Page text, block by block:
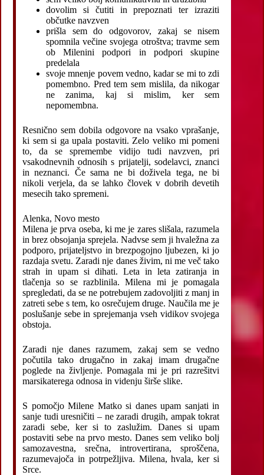
dovolim si čutiti in prepoznati ter izraziti
občutke navzven
prišla sem do odgovorov, zakaj se nisem
spomnila večine svojega otroštva; travme sem
ob Milenini podpori in podpori skupine
predelala
svoje mnenje povem vedno, kadar se mi to zdi
pomembno. Pred tem sem mislila, da nikogar
ne zanima, kaj si mislim, ker sem
nepomembna.
Resnično sem dobila odgovore na vsako vprašanje,
ki sem si ga upala postaviti. Zelo veliko mi pomeni
to, da se spremembe vidijo tudi navzven, pri
vsakodnevnih odnosih s prijatelji, sodelavci, znanci
in neznanci. Če sama ne bi doživela tega, ne bi
nikoli verjela, da se lahko človek v dobrih devetih
mesecih tako spremeni.
Alenka, Novo mesto
Milena je prva oseba, ki me je zares slišala, razumela
in brez obsojanja sprejela. Nadvse sem ji hvaležna za
podporo, prijateljstvo in brezpogojno ljubezen, ki jo
razdaja svetu. Zaradi nje danes živim, ni me več tako
strah in upam si dihati. Leta in leta zatiranja in
tlačenja so se razblinila. Milena mi je pomagala
spregledati, da se ne potrebujem zadovoljiti z manj in
zatreti sebe s tem, ko osrečujem druge. Naučila me je
poslušanje sebe in sprejemanja vseh vidikov svojega
obstoja.
Zaradi nje danes razumem, zakaj sem se vedno
počutila tako drugačno in zakaj imam drugačne
poglede na življenje. Pomagala mi je pri razrešitvi
marsikaterega odnosa in videnju širše slike.
S pomočjo Milene Matko si danes upam sanjati in
sanje tudi uresničiti – ne zaradi drugih, ampak tokrat
zaradi sebe, ker si to zaslužim. Danes si upam
postaviti sebe na prvo mesto. Danes sem veliko bolj
samozavestna, srečna, introvertirana, sproščena,
razumevajoča in potrpežljiva. Milena, hvala, ker si
Srce.